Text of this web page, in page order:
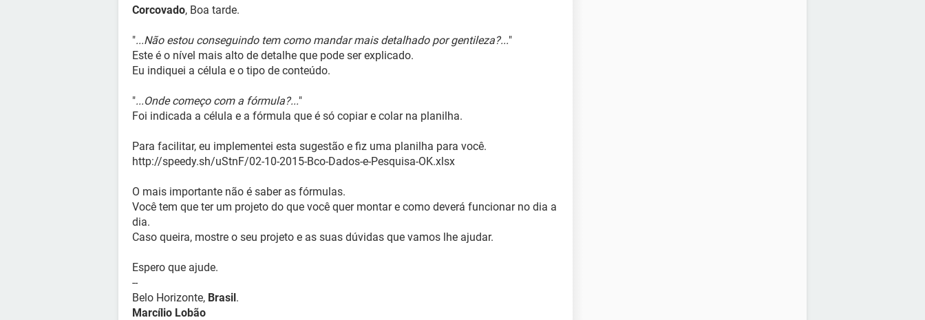
Corcovado, Boa tarde.
"...Não estou conseguindo tem como mandar mais detalhado por gentileza?..."
Este é o nível mais alto de detalhe que pode ser explicado.
Eu indiquei a célula e o tipo de conteúdo.
"...Onde começo com a fórmula?..."
Foi indicada a célula e a fórmula que é só copiar e colar na planilha.
Para facilitar, eu implementei esta sugestão e fiz uma planilha para você.
http://speedy.sh/uStnF/02-10-2015-Bco-Dados-e-Pesquisa-OK.xlsx
O mais importante não é saber as fórmulas.
Você tem que ter um projeto do que você quer montar e como deverá funcionar no dia a
dia.
Caso queira, mostre o seu projeto e as suas dúvidas que vamos lhe ajudar.
Espero que ajude.
--
Belo Horizonte, Brasil.
Marcílio Lobão